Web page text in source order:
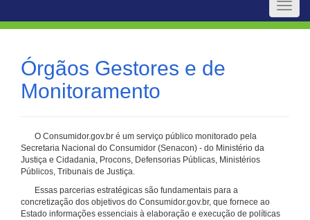
Toggle
Órgãos Gestores e de
Monitoramento
O Consumidor.gov.br é um serviço público monitorado pela
Secretaria Nacional do Consumidor (Senacon) - do Ministério da
Justiça e Cidadania, Procons, Defensorias Públicas, Ministérios
Públicos, Tribunais de Justiça.
Essas parcerias estratégicas são fundamentais para a
concretização dos objetivos do Consumidor.gov.br, que fornece ao
Estado informações essenciais à elaboração e execução de políticas